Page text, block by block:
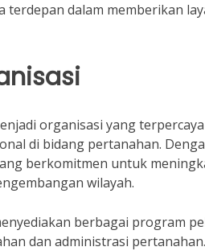
dalam memberikan
organisasi yang
di bidang pertanahan.
berkomitmen untuk
wilayah.
berbagai program
dan administrasi